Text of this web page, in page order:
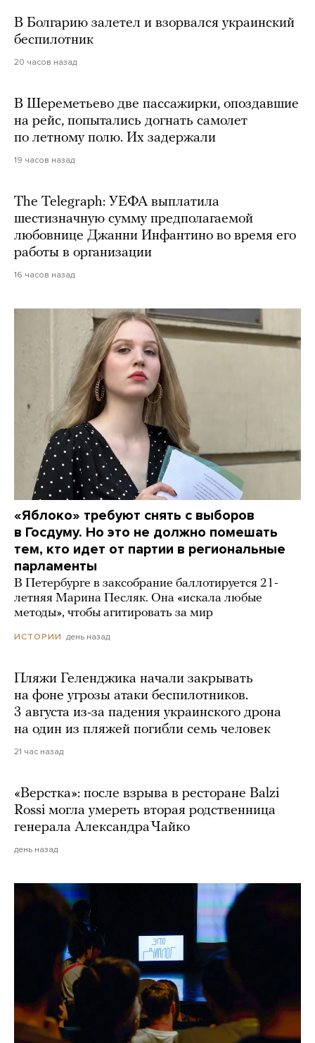
В Болгарию залетел и взорвался украинский
беспилотник
20 часов назад
В Шереметьево две пассажирки, опоздавшие
на рейс, попытались догнать самолет
по летному полю. Их задержали
19 часов назад
The Telegraph: УЕФА выплатила
шестизначную сумму предполагаемой
любовнице Джанни Инфантино во время его
работы в организации
16 часов назад
«Яблоко» требуют снять с выборов
в Госдуму. Но это не должно помешать
тем, кто идет от партии в региональные
парламенты
В Петербурге в заксобрание баллотируется 21-
летняя Марина Песляк. Она «искала любые
методы», чтобы агитировать за мир
ИСТОРИИ день назад
Пляжи Геленджика начали закрывать
на фоне угрозы атаки беспилотников.
3 августа из-за падения украинского дрона
на один из пляжей погибли семь человек
21 час назад
«Верстка»: после взрыва в ресторане Balzi
Rossi могла умереть вторая родственница
генерала Александра Чайко
день назад